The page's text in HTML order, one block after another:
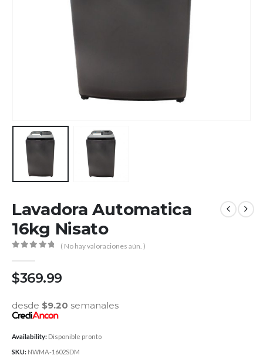
Lavadora Automatica
16kg Nisato
( No hay valoraciones aún. )
$369.99
desde $9.20 semanales
Availability: Disponible pronto
SKU: NWMA-1602SDM